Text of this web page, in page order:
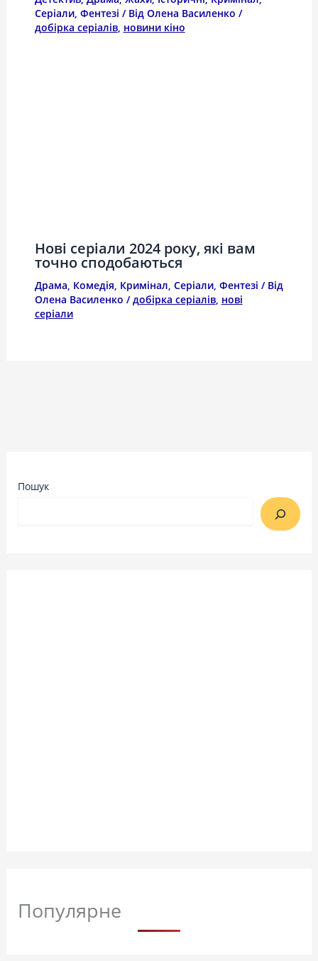
Серіали, Фентезі / Від Олена Василенко /
добірка серіалів, новини кіно
Нові серіали 2024 року, які вам
точно сподобаються
Драма, Комедія, Кримінал, Серіали, Фентезі / Від
Олена Василенко /добірка серіалів, нові
серіали
Пошук
Популярне